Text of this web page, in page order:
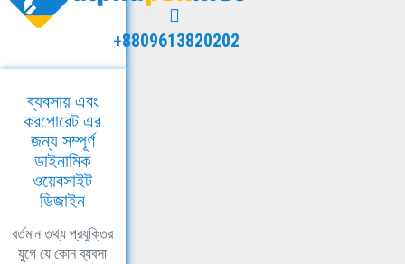
+8809613820202
ব্যবসায় এবং
করপোরেট এর
জন্য সম্পূর্ণ
ডাইনামিক
ওয়েবসাইট
ডিজাইন
বর্তমান তথ্য প্রযুক্তির
যুগে যে কোন ব্যবসা